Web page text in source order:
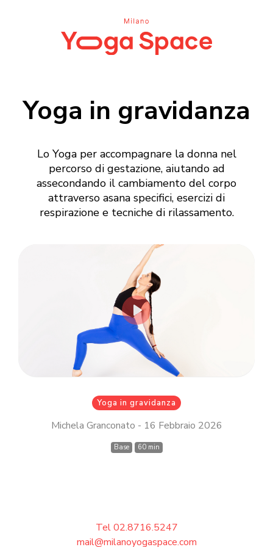
Yoga in gravidanza
Lo Yoga per accompagnare la donna nel
percorso di gestazione, aiutando ad
assecondando il cambiamento del corpo
attraverso asana specifici, esercizi di
respirazione e tecniche di rilassamento.
Play
Yoga in gravidanza
Michela Granconato - 16 Febbraio 2026
Base 60 min
Login
Inserisci il tuo indirizzo email MindBody
(quello che utilizzi per acquistare e
prenotare le lezioni su
milanoyogaspace.com)
Accedi
Tel 02.8716.5247
mail@milanoyogaspace.com